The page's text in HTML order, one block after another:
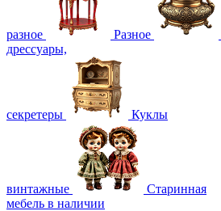
разное Разное
дрессуары,
секретеры Куклы
винтажные
Старинная
мебель в наличии